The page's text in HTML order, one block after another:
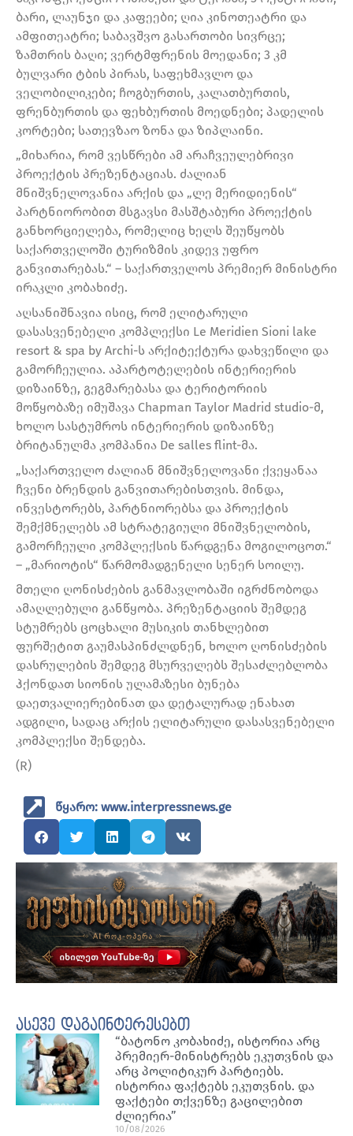
ბარი, ლაუნჯი და კაფეები; ღია კინოთეატრი და
ამფითეატრი; საბავშვო გასართობი სივრცე;
ზამთრის ბაღი; ვერტმფრენის მოედანი; 3 კმ
ბულვარი ტბის პირას, საფეხმავლო და
ველობილიკები; ჩოგბურთის, კალათბურთის,
ფრენბურთის და ფეხბურთის მოედნები; პადელის
კორტები; სათევზაო ზონა და ზიპლაინი.
„მიხარია, რომ ვესწრები ამ არაჩვეულებრივი
პროექტის პრეზენტაციას. ძალიან
მნიშვნელოვანია არქის და „ლე მერიდიენის“
პარტნიორობით მსგავსი მასშტაბური პროექტის
განხორციელება, რომელიც ხელს შეუწყობს
საქართველოში ტურიზმის კიდევ უფრო
განვითარებას.“ – საქართველოს პრემიერ მინისტრი
ირაკლი კობახიძე.
აღსანიშნავია ისიც, რომ ელიტარული
დასასვენებელი კომპლექსი Le Meridien Sioni lake
resort & spa by Archi-ს არქიტექტურა დახვეწილი და
გამორჩეულია. აპარტოტელების ინტერიერის
დიზაინზე, გეგმარებასა და ტერიტორიის
მოწყობაზე იმუშავა Chapman Taylor Madrid studio-მ,
ხოლო სასტუმროს ინტერიერის დიზაინზე
ბრიტანულმა კომპანია De salles flint-მა.
„საქართველო ძალიან მნიშვნელოვანი ქვეყანაა
ჩვენი ბრენდის განვითარებისთვის. მინდა,
ინვესტორებს, პარტნიორებსა და პროექტის
შემქმნელებს ამ სტრატეგიული მნიშვნელობის,
გამორჩეული კომპლექსის წარდგენა მოგილოცოთ.“
– „მარიოტის“ წარმომადგენელი სენერ სოილუ.
მთელი ღონისძების განმავლობაში იგრძნობოდა
ამაღლებული განწყობა. პრეზენტაციის შემდეგ
სტუმრებს ცოცხალი მუსიკის თანხლებით
ფურშეტით გაუმასპინძლდნენ, ხოლო ღონისძების
დასრულების შემდეგ მსურველებს შესაძლებლობა
ჰქონდათ სიონის ულამაზესი ბუნება
დაეთვალიერებინათ და დეტალურად ენახათ
ადგილი, სადაც არქის ელიტარული დასასვენებელი
კომპლექსი შენდება.
(R)
წყარო: www.interpressnews.ge
ასევე დაგაინტერესებთ
“ბატონო კობახიძე, ისტორია არც
პრემიერ-მინისტრებს ეკუთვნის და
არც პოლიტიკურ პარტიებს.
ისტორია ფაქტებს ეკუთვნის. და
ფაქტები თქვენზე გაცილებით
ძლიერია”
10/08/2026